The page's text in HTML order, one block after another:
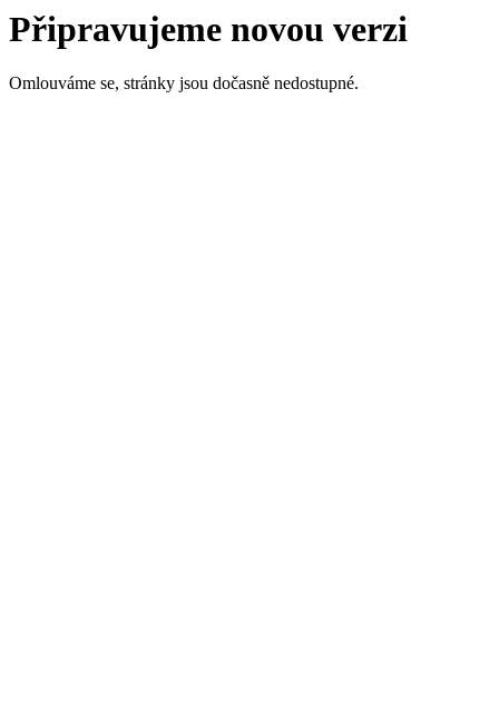
Připravujeme novou verzi
Omlouváme se, stránky jsou dočasně nedostupné.